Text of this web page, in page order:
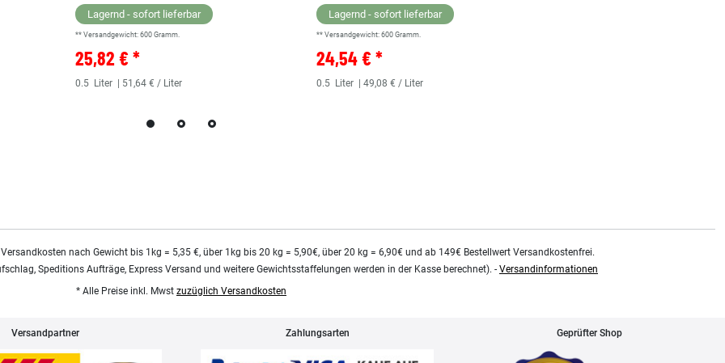
Lagernd - sofort lieferbar
** Versandgewicht: 600 Gramm.
25,82 € *
0.5 Liter | 51,64 € / Liter
Lagernd - sofort lieferbar
** Versandgewicht:600 Gramm.
24,54 € *
0.5 Liter | 49,08 € / Liter
nach Gewicht bis 1kg = 5,35 €, über 1kg bis 20 kg = 5,90€, über 20 kg = 6,90€ und ab 149€ Bestellwert Versandkostenfrei.
Speditions Aufträge, Express Versand und weitere Gewichtsstaffelungen werden in der Kasse berechnet). - Versandinformationen
* Alle Preise inkl. Mwst zuzüglich Versandkosten
Versandpartner Zahlungsarten Geprüfter Shop